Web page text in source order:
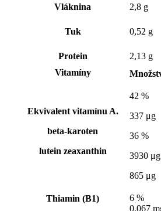
Vláknina
2,8 g
Tuk 0,52 g
Protein
2,13 g
Vitamíny
Ekvivalent vitamínu A.
beta-karoten
lutein zeaxanthin
42 %
337 μg
36 %
3930 μg
865 μg
Thiamin (B1)
6 %
0,067